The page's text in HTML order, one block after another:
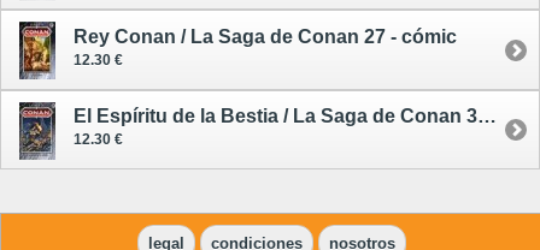
Rey Conan / La Saga de Conan 27 - cómic
12.30 €
El Espíritu de la Bestia / La Saga de Conan 31 - cómic
12.30 €
legal condiciones nosotros